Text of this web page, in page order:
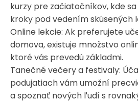
kurzy pre začiatočníkov, kde
kroky pod vedením skúsených
Online lekcie: Ak preferujete
domova, existuje množstvo
ktoré vás prevedú základmi.
Tanečné večery a festivaly:
podujatiach vám umožní
a spoznať nových ľudí s